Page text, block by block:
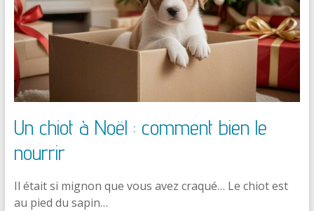
Un chiot à Noël : comment bien le
nourrir
Il était si mignon que vous avez craqué… Le chiot est
au pied du sapin…